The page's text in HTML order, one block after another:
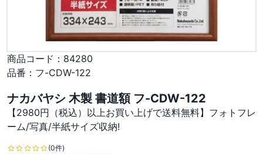
商品コード： 84280
品番： フ-CDW-122
ナカバヤシ 木製 書道額 フ-CDW-122
【2980円（税込）以上お買い上げで送料無料】フォトフレ
ーム/写真/半紙サイズ収納!
(0件)